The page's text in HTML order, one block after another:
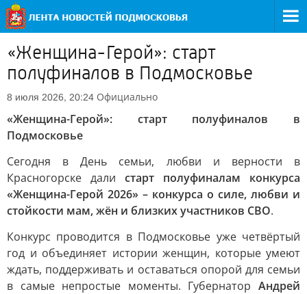
«Женщина-Герой»: старт
полуфиналов в Подмосковье
8 июля 2026, 20:24 Официально
«Женщина-Герой»: старт полуфиналов в
Подмосковье
Сегодня в День семьи, любви и верности в
Красногорске дали старт полуфиналам конкурса
«Женщина-Герой 2026» – конкурса о силе, любви и
стойкости мам, жён и близких участников СВО.
Конкурс проводится в Подмосковье уже четвёртый
год и объединяет истории женщин, которые умеют
ждать, поддерживать и оставаться опорой для семьи
в самые непростые моменты. Губернатор Андрей